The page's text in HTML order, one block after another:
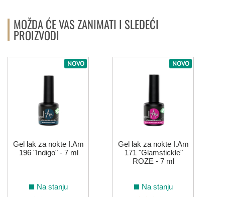
MOŽDA ĆE VAS ZANIMATI I SLEDEĆI
PROIZVODI
NOVO
Gel lak za nokte I.Am
196 "Indigo" - 7 ml
Na stanju
NOVO
Gel lak za nokte I.Am
171 "Glamstickle"
ROZE - 7 ml
Na stanju